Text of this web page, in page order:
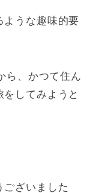
ような趣味的要
ら、かつて住ん
してみようと
ございました